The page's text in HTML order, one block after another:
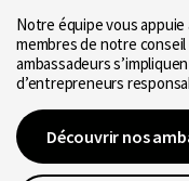
Notre équipe vous
membres de notre
ambassadeurs
d’entrepreneurs
Découvrir nos